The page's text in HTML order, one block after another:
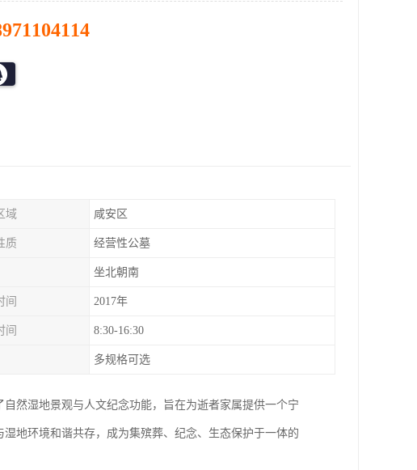
域 咸安区
质 经营性公墓
坐北朝南
间 2017年
间 8:30-16:30
多规格可选
然湿地景观与人文纪念功能，旨在为逝者家属提供一个宁
地环境和谐共存，成为集殡葬、纪念、生态保护于一体的